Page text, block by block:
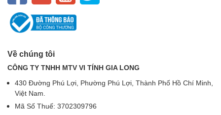
Về chúng tôi
CÔNG TY TNHH MTV VI TÍNH GIA LONG
430 Đường Phú Lợi, Phường Phú Lợi, Thành Phố Hồ Chí Minh,
Việt Nam.
Mã Số Thuế: 3702309796